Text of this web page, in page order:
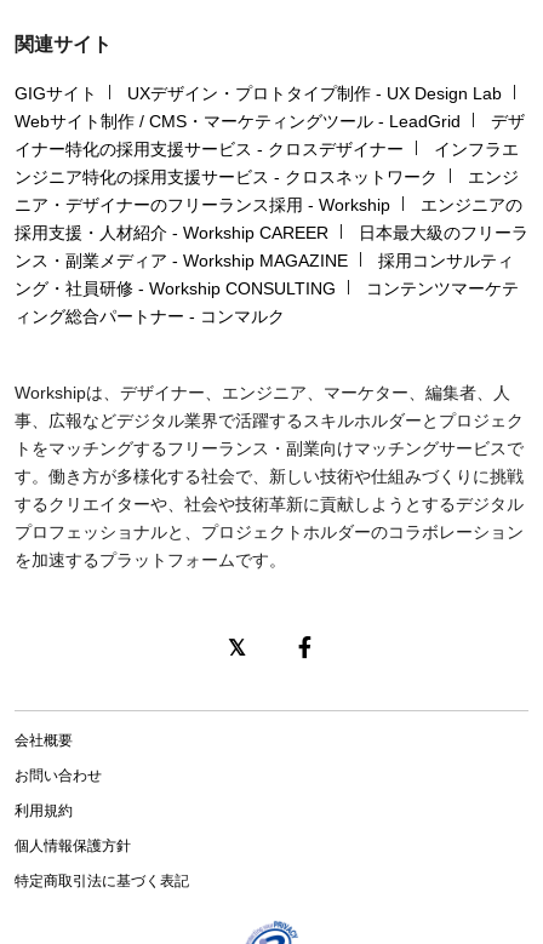
関連サイト
GIGサイト
UXデザイン・プロトタイプ制作 - UX Design Lab
Webサイト制作 / CMS・マーケティングツール - LeadGrid
デザ
イナー特化の採用支援サービス - クロスデザイナー
インフラエ
ンジニア特化の採用支援サービス - クロスネットワーク
エンジ
ニア・デザイナーのフリーランス採用 - Workship
エンジニアの
採用支援・人材紹介 - Workship CAREER
日本最大級のフリーラ
ンス・副業メディア - Workship MAGAZINE
採用コンサルティ
ング・社員研修 - Workship CONSULTING
コンテンツマーケテ
ィング総合パートナー - コンマルク
Workshipは、デザイナー、エンジニア、マーケター、編集者、人
事、広報などデジタル業界で活躍するスキルホルダーとプロジェク
トをマッチングするフリーランス・副業向けマッチングサービスで
す。働き方が多様化する社会で、新しい技術や仕組みづくりに挑戦
するクリエイターや、社会や技術革新に貢献しようとするデジタル
プロフェッショナルと、プロジェクトホルダーのコラボレーション
を加速するプラットフォームです。
会社概要
お問い合わせ
利用規約
個人情報保護方針
特定商取引法に基づく表記